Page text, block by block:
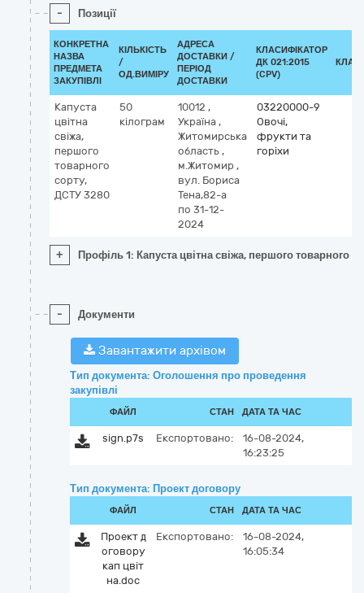
- Позиції
КОНКРЕТНА
НАЗВА
ПРЕДМЕТА
ЗАКУПІВЛІ
КІЛЬКІСТЬ
/
ОД.ВИМІРУ
АДРЕСА
ДОСТАВКИ /
ПЕРІОД
ДОСТАВКИ
КЛАСИФІКАТОР
ДК 021:2015
(CPV)
Капуста
цвітна
свіжа,
першого
товарного
сорту,
ДСТУ 3280
50
кілограм
10012 ,
Україна ,
Житомирська
область ,
м.Житомир ,
вул. Бориса
Тена,82-а
по 31-12-
2024
03220000-9
Овочі,
фрукти та
горіхи
+ Профіль 1: Капуста цвітна свіжа, першого товарного
- Документи
Завантажити архівом
Тип документа: Оголошення про проведення
закупівлі
ФАЙЛ СТАН ДАТА ТА ЧАС
sign.p7s Експортовано:
16-08-2024,
16:23:25
Тип документа: Проект договору
ФАЙЛ СТАН ДАТА ТА ЧАС
Проект д
оговору
кап цвіт
на.doc
Експортовано:
16-08-2024,
16:05:34